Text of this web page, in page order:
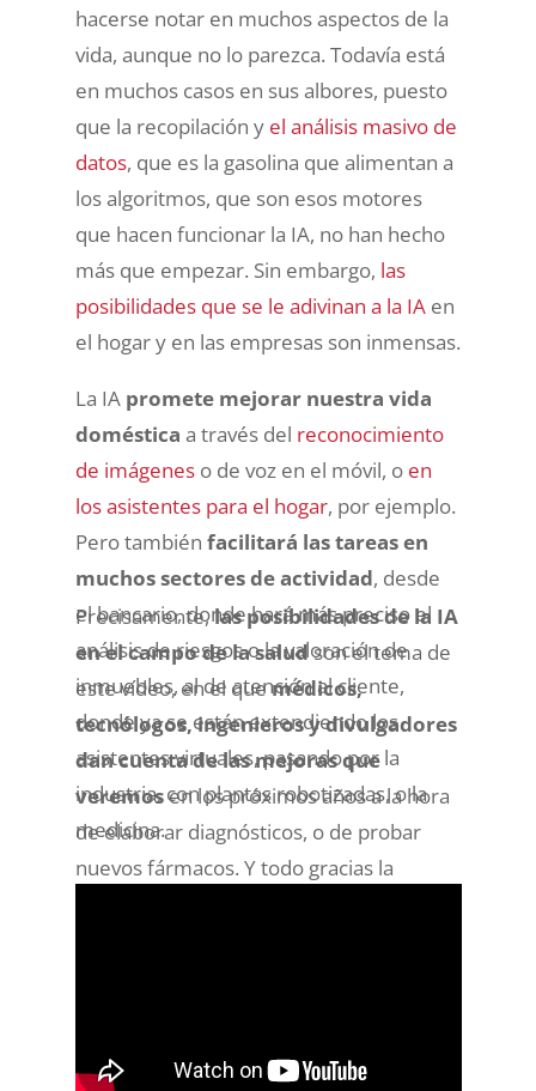
hacerse notar en muchos aspectos de la
vida, aunque no lo parezca. Todavía está
en muchos casos en sus albores, puesto
que la recopilación y el análisis masivo de
datos, que es la gasolina que alimentan a
los algoritmos, que son esos motores
que hacen funcionar la IA, no han hecho
más que empezar. Sin embargo, las
posibilidades que se le adivinan a la IAen
el hogar y en las empresas son inmensas.
La IA promete mejorar nuestra vida
doméstica a través del reconocimiento
de imágeneso de voz en el móvil, o en
los asistentes para el hogar, por ejemplo.
Pero también facilitará las tareas en
muchos sectores de actividad, desde
el bancario, donde hará más preciso el
análisis de riesgos o la valoración de
inmuebles, al de atención al cliente,
donde ya se están extendiendo los
asistentes virtuales, pasando por la
industria, con plantas robotizadas, o la
medicina.
Precisamente,las posibilidades de la IA
en el campo de la saludson el tema de
este vídeo, en el quemédicos,
tecnólogos, ingenieros y divulgadores
dan cuenta de las mejoras que
veremosen los próximos años a la hora
de elaborar diagnósticos, o de probar
nuevos fármacos. Y todo gracias la